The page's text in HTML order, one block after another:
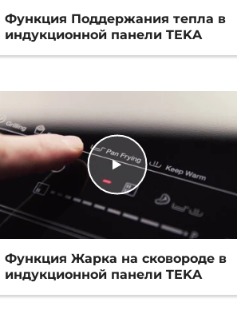
Функция Поддержания тепла в
индукционной панели TEKA
Функция Жарка на сковороде в
индукционной панели TEKA